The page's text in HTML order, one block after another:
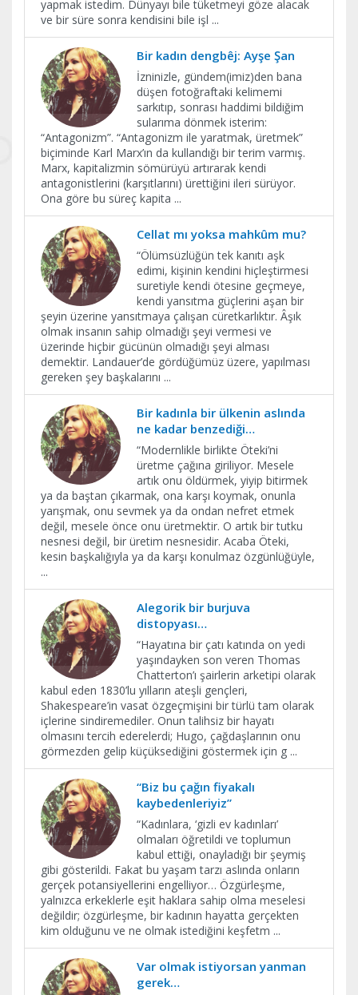
yapmak istedim. Dünyayı bile tüketmeyi göze alacak
ve bir süre sonra kendisini bile işl ...
Bir kadın dengbêj: Ayşe Şan
İzninizle, gündem(imiz)den bana
düşen fotoğraftaki kelimemi
sarkıtıp, sonrası haddimi bildiğim
sularıma dönmek isterim:
“Antagonizm”. “Antagonizm ile yaratmak, üretmek”
biçiminde Karl Marx’ın da kullandığı bir terim varmış.
Marx, kapitalizmin sömürüyü artırarak kendi
antagonistlerini (karşıtlarını) ürettiğini ileri sürüyor.
Ona göre bu süreç kapita ...
Cellat mı yoksa mahkûm mu?
“Ölümsüzlüğün tek kanıtı aşk
edimi, kişinin kendini hiçleştirmesi
suretiyle kendi ötesine geçmeye,
kendi yansıtma güçlerini aşan bir
şeyin üzerine yansıtmaya çalışan cüretkarlıktır. Âşık
olmak insanın sahip olmadığı şeyi vermesi ve
üzerinde hiçbir gücünün olmadığı şeyi alması
demektir. Landauer’de gördüğümüz üzere, yapılması
gereken şey başkalarını ...
Bir kadınla bir ülkenin aslında
ne kadar benzediği…
​“Modernlikle birlikte Öteki’ni
üretme çağına giriliyor. Mesele
artık onu öldürmek, yiyip bitirmek
ya da baştan çıkarmak, ona karşı koymak, onunla
yarışmak, onu sevmek ya da ondan nefret etmek
değil, mesele önce onu üretmektir. O artık bir tutku
nesnesi değil, bir üretim nesnesidir. Acaba Öteki,
kesin başkalığıyla ya da karşı konulmaz özgünlüğüyle,
...
Alegorik bir burjuva
distopyası…
“Hayatına bir çatı katında on yedi
yaşındayken son veren Thomas
Chatterton’ı şairlerin arketipi olarak
kabul eden 1830’lu yılların ateşli gençleri,
Shakespeare’in vasat özgeçmişini bir türlü tam olarak
içlerine sindiremediler. Onun talihsiz bir hayatı
olmasını tercih ederelerdi; Hugo, çağdaşlarının onu
görmezden gelip küçüksediğini göstermek için g ...
“Biz bu çağın fiyakalı
kaybedenleriyiz”
“Kadınlara, ‘gizli ev kadınları’
olmaları öğretildi ve toplumun
kabul ettiği, onayladığı bir şeymiş
gibi gösterildi. Fakat bu yaşam tarzı aslında onların
gerçek potansiyellerini engelliyor… Özgürleşme,
yalnızca erkeklerle eşit haklara sahip olma meselesi
değildir; özgürleşme, bir kadının hayatta gerçekten
kim olduğunu ve ne olmak istediğini keşfetm ...
Var olmak istiyorsan yanman
gerek…